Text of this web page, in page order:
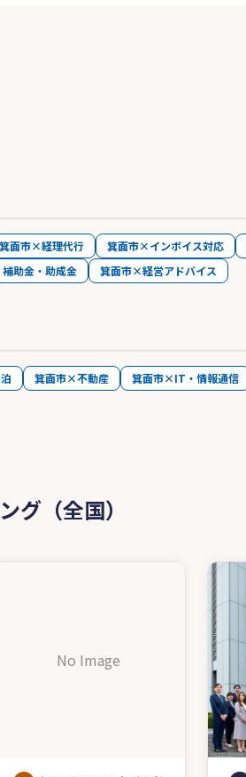
箕面市×経理代行 箕面市×インボイス対応
助金・助成金 箕面市×経営アドバイス
箕面市×不動産 箕面市×IT・情報通信
（全国）
No Image